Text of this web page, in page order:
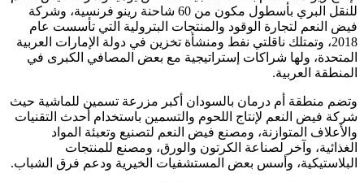
للنقل البري بأسطول مكون من 60 شاحنة رينو فرنسية، وشركة
فيض النعم لتجارة الوقود والمنتجات البترولية التي تأسست عام
2018، وتمتلك ناقلتي نفط ومنشأة تخزين في دولة الإمارات العربية
المتحدة، ولها شراكات إستراتيجية مع بعض المصافي الكبرى في
المنطقة العربية.
وتضم منطقة أم درمان بالسودان أكبر مزرعة تسمين للماشية حيث
شركة فيض النعم لإنتاج اللحوم والتسمين باستخدام أحدث التقنيات
والأعلاف المتوازنة، ومصنع فيض النعم لتصنيع وتعبئة المواد
الغذائية، وآخر لصناعة الكرتون والورق، ومصنع للمنتجات
البلاستيكية، وأسس بعض المستشفيات الخيرية ودعم فرق الشباب.